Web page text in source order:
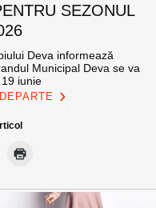
SEZONUL
Deva informează
Municipal Deva se va
iunie